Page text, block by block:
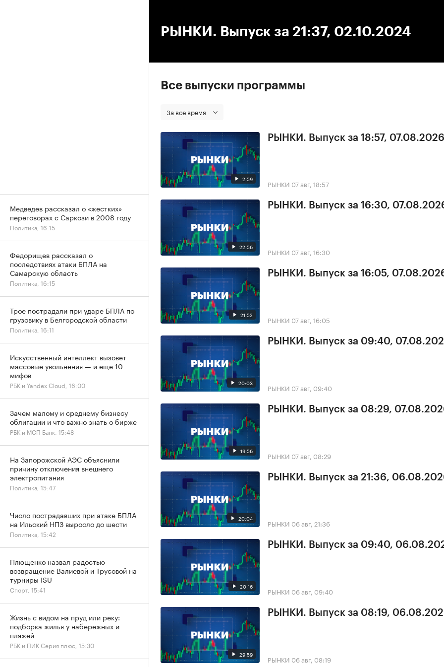
РЫНКИ. Выпуск за 21:37, 02.10.2024
Все выпуски программы
За все время
2:59
РЫНКИ. Выпуск за 18:57, 07.08.2026
РЫНКИ 07 авг, 18:57
22:56
РЫНКИ. Выпуск за 16:30,
РЫНКИ 07 авг, 16:30
21:52
РЫНКИ. Выпуск за 16:05,
РЫНКИ 07 авг, 16:05
20:03
РЫНКИ. Выпуск за 09:40,
РЫНКИ 07 авг, 09:40
19:56
РЫНКИ. Выпуск за 08:29,
РЫНКИ 07 авг, 08:29
20:04
РЫНКИ. Выпуск за 21:36,
РЫНКИ 06 авг, 21:36
20:16
РЫНКИ. Выпуск за 09:40,
РЫНКИ 06 авг, 09:40
29:59
РЫНКИ. Выпуск за 08:19,
РЫНКИ 06 авг, 08:19
Медведев рассказал о «жестких»
переговорах с Саркози в 2008 году
Политика, 16:15
Федорищев рассказал о
последствиях атаки БПЛА на
Самарскую область
Политика, 16:15
Трое пострадали при ударе БПЛА по
грузовику в Белгородской области
Политика, 16:11
Искусственный интеллект вызовет
массовые увольнения — и еще 10
мифов
РБК и Yandex Cloud, 16:00
Зачем малому и среднему бизнесу
облигации и что важно знать о бирже
РБК и МСП Банк, 15:48
На Запорожской АЭС объяснили
причину отключения внешнего
электропитания
Политика, 15:47
Число пострадавших при атаке БПЛА
на Ильский НПЗ выросло до шести
Политика, 15:42
Плющенко назвал радостью
возвращение Валиевой и Трусовой на
турниры ISU
Спорт, 15:41
Жизнь с видом на пруд или реку:
подборка жилья у набережных и
пляжей
РБК и ПИК Серия плюс, 15:30